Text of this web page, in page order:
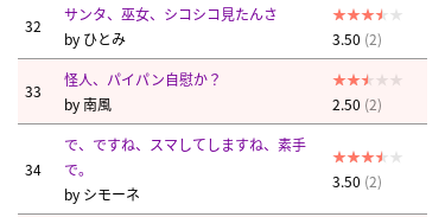
32
サンタ、巫女、シコシコ見たんさ
by ひとみ 3.50 (2)
33
怪人、パイパン自慰か？
by南風 2.50 (2)
34
で、ですね、スマしてしますね、素手
で。
by シモーネ
3.50 (2)